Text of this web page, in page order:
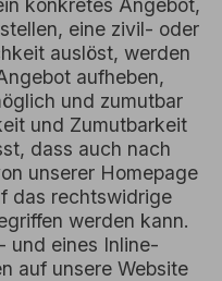
konkretes Angebot,
eine zivil- oder
auslöst, werden
aufheben,
und zumutbar
und Zumutbarkeit
dass auch nach
unserer Homepage
das rechtswidrige
werden kann.
und eines Inline-
auf unsere Website